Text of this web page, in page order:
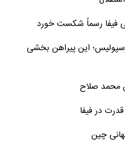
فیفا رسماً شکست خورد
این پیراهن بخشی
محمد صلاح
در فیفا
چین